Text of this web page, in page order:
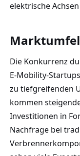
elektrische
Die Konkurrenz
E-Mobility-
zu tiefgreifenden
kommen
Investitionen in
Nachfrage bei